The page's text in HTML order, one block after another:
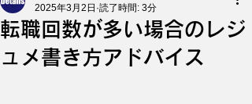
転職回数が多い場合のレジ
ュメ書き方アドバイス
2025年3月2日 読了時間: 3分